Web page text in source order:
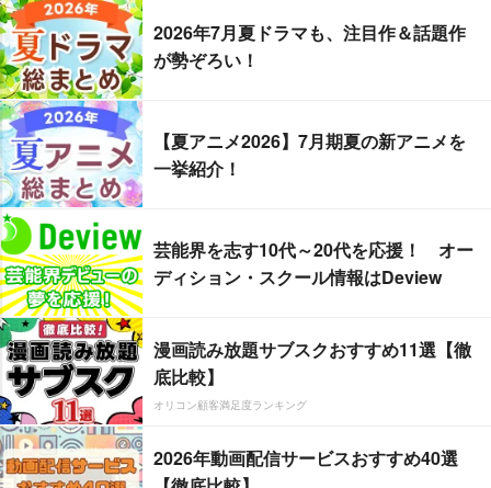
2026年7月夏ドラマも、注目作＆話題作
が勢ぞろい！
【夏アニメ2026】7月期夏の新アニメを
一挙紹介！
芸能界を志す10代～20代を応援！ オー
ディション・スクール情報はDeview
漫画読み放題サブスクおすすめ11選【徹
底比較】
オリコン顧客満足度ランキング
2026年動画配信サービスおすすめ40選